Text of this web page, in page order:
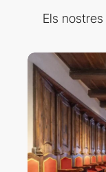
Els nostres